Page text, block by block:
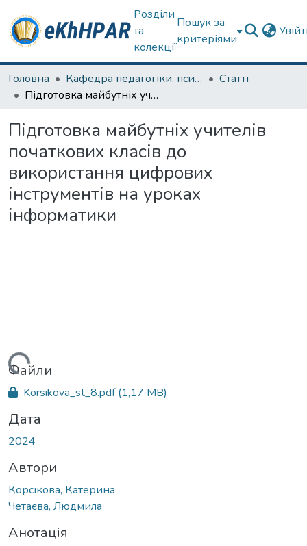
Розділи
та
колекції
Пошук за
критеріями
Головна Кафедра педагогіки, психології, початкової освіти та освітнього менеджменту
Статті
Підготовка майбутніх учителів початкових класів до використання цифрових інструментів на уроках інформатики
Підготовка майбутніх учителів
початкових класів до
використання цифрових
інструментів на уроках
інформатики
Файли
Korsikova_st_8.pdf(1,17 MB)
Дата
2024
Автори
Корсікова, Катерина
Четаєва, Людмила
Анотація